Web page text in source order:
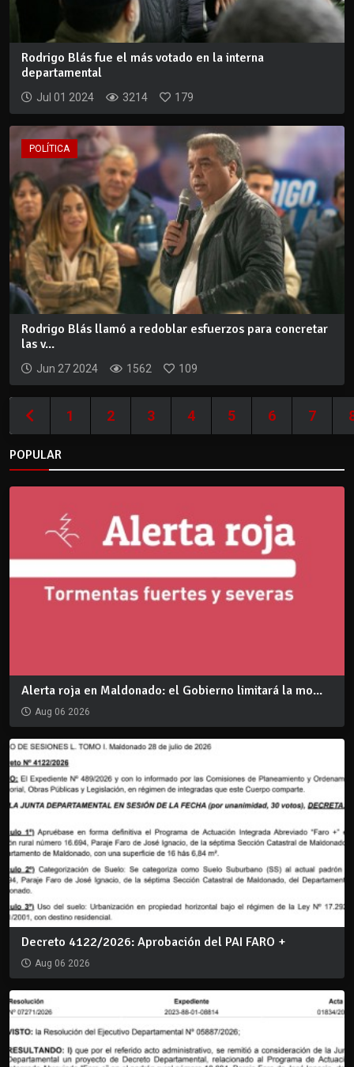
Rodrigo Blás fue el más votado en la interna
departamental
Jul 01 2024 3214 179
POLÍTICA
Rodrigo Blás llamó a redoblar esfuerzos para concretar
las v...
Jun 27 2024 1562 109
1 2 3 4 5 6 7
POPULAR
Alerta roja en Maldonado: el Gobierno limitará la mo...
Aug 06 2026
Decreto 4122/2026: Aprobación del PAI FARO +
Aug 06 2026